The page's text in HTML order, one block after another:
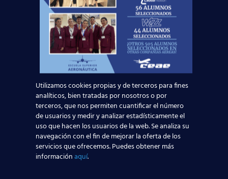
¡Te esperamos!
Noticias Relacionadas
Mapa de la aviación global 2025: las rutas más
transitadas y los países con más pasajeros
Leer más
¡Últimas plazas! Nuevo Curso TCP en Madrid
– Tercer cuatrimestre 2026
Utilizamos cookies propias y de terceros para fines
analíticos, bien tratadas por nosotros o por
terceros, que nos permiten cuantificar el número
de usuarios y medir y analizar estadísticamente el
uso que hacen los usuarios de la web. Se analiza su
navegación con el fin de mejorar la oferta de los
servicios que ofrecemos. Puedes obtener más
informaciónaquí.